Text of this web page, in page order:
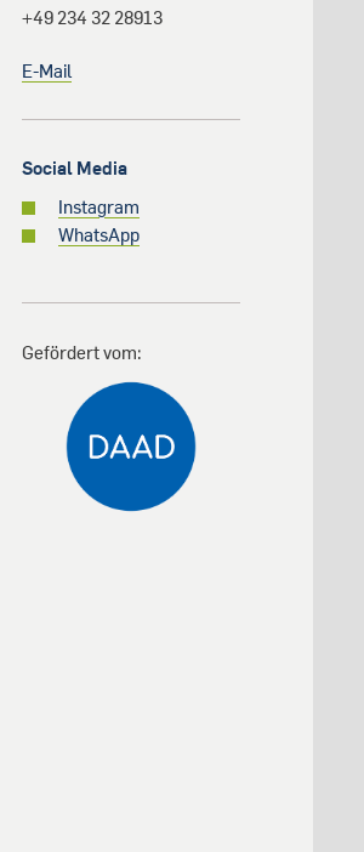
+49 234 32 28913
E-Mail
Social Media
Instagram
WhatsApp
Gefördert vom: